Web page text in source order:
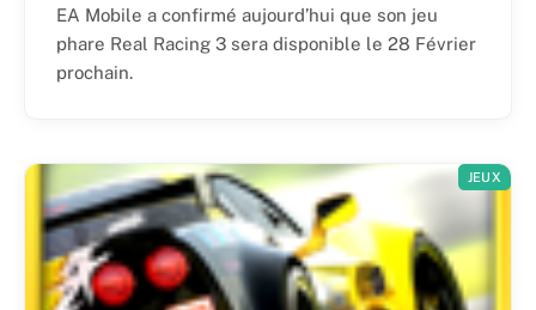
EA Mobile a confirmé aujourd’hui que son jeu
phare Real Racing 3 sera disponible le 28 Février
prochain.
JEUX